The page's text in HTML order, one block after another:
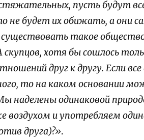
пусть будут
не будет их обижать, а они
такое
хотя бы сошлось
друг к другу. Если все
то на каком основании
наделены одинаковой
и употребляем
друга)?».